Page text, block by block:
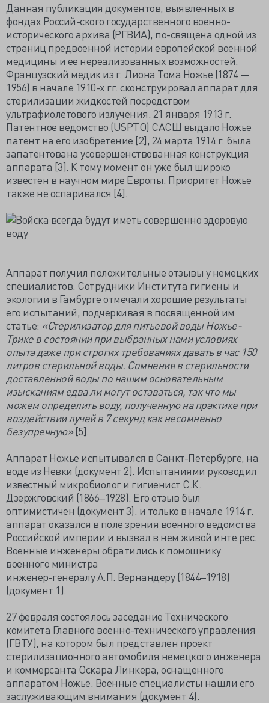
Данная публикация документов, выявленных в
фондах Россий-ского государственного военно-
исторического архива (РГВИА), по-священа одной из
страниц предвоенной истории европейской военной
медицины и ее нереализованных возможностей.
Французский медик из г. Лиона Тома Ножье (1874 —
1956) в начале 1910-х гг. сконструировал аппарат для
стерилизации жидкостей посредством
ультрафиолетового излучения. 21 января 1913 г.
Патентное ведомство (USPTO) САСШ выдало Ножье
патент на его изобретение [2], 24 марта 1914 г. была
запатентована усовершенствованная конструкция
аппарата [3]. К тому момент он уже был широко
известен в научном мире Европы. Приоритет Ножье
также не оспаривался [4].
Аппарат получил положительные отзывы у немецких
специалистов. Сотрудники Института гигиены и
экологии в Гамбурге отмечали хорошие результаты
его испытаний, подчеркивая в посвященной им
статье: «Стерилизатор для питьевой воды Ножье-
Трике в состоянии при выбранных нами условиях
опыта даже при строгих требованиях давать в час 150
литров стерильной воды. Сомнения в стерильности
доставленной воды по нашим основательным
изысканиям едва ли могут оставаться, так что мы
можем определить воду, полученную на практике при
воздействии лучей в 7 секунд как несомненно
безупречную»[5].
Аппарат Ножье испытывался в Санкт-Петербурге, на
воде из Невки (документ 2). Испытаниями руководил
известный микробиолог и гигиенист С.К.
Дзержговский (1866‒1928). Его отзыв был
оптимистичен (документ 3). и только в начале 1914 г.
аппарат оказался в поле зрения военного ведомства
Российской империи и вызвал в нем живой инте рес.
Военные инженеры обратились к помощнику
военного министра
инженер-генералу А.П. Вернандеру (1844‒1918)
(документ 1).
27 февраля состоялось заседание Технического
комитета Главного военно-технического управления
(ГВТУ), на котором был представлен проект
стерилизационного автомобиля немецкого инженера
и коммерсанта Оскара Линкера, оснащенного
аппаратом Ножье. Военные специалисты нашли его
заслуживающим внимания (документ 4).